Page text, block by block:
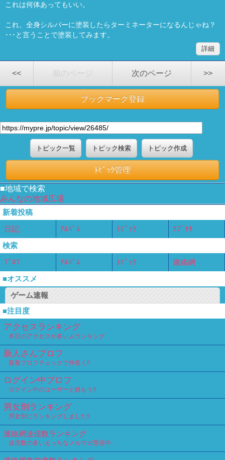
これは何体あってもいい。
これ、全身シルバーに塗装したらターミネーターになるんじゃね？
･･･と言うことで塗装してみます。
詳細
<< 前のページ 次のページ >>
ブックマーク登録
トピック一覧 トピック検索 トピック作成
ﾄﾋﾟｯｸ管理
■地域で検索
みんなの地域広場
新着投稿
日記
ｱﾙﾊﾞﾑ ﾄﾋﾟｯｸ
ﾂﾌﾞﾔｷ
検索
ﾌﾟﾛﾌ
ｱﾙﾊﾞﾑ ﾄﾋﾟｯｸ
連絡網
■オススメ
ゲーム速報
■注目度
アクセスランキング
本日のアクセスが多い人ランキング
新人さんプロフ
新着プロフチェックで仲良く!!
ログイン中プロフ
ログイン中のユーザーと絡もう!!
男女別ランキング
男女別にランキングしました!!
連絡網送信数ランキング
送信数の多いえっちなメルマガ受信中..